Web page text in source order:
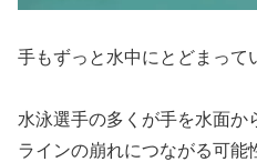
手もずっと水中にとどまって
水泳選手の多くが手を水面か
ラインの崩れにつながる可能